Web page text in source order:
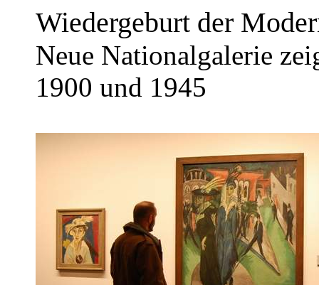
Wiedergeburt der
Neue Nationalgalerie
1900 und 1945